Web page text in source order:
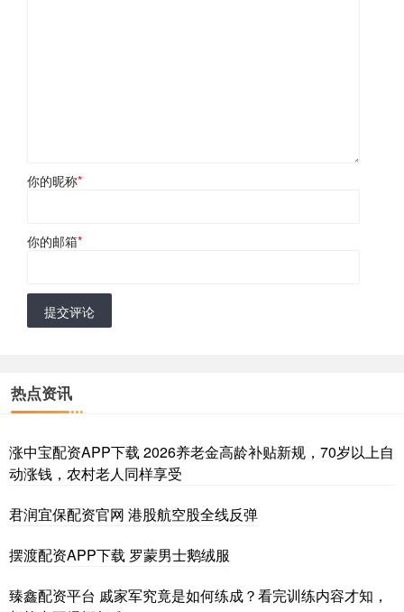
你的昵称*
你的邮箱*
提交评论
热点资讯
涨中宝配资APP下载 2026养老金高龄补贴新规，70岁以上自
动涨钱，农村老人同样享受
君润宜保配资官网 港股航空股全线反弹
摆渡配资APP下载 罗蒙男士鹅绒服
臻鑫配资平台 戚家军究竟是如何练成？看完训练内容才知，